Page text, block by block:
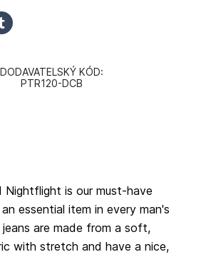
DODAVATELSKÝ KÓD:
PTR120-DCB
Nightflight is our must-have
essential item in every man's
are made from a soft,
with stretch and have a nice,